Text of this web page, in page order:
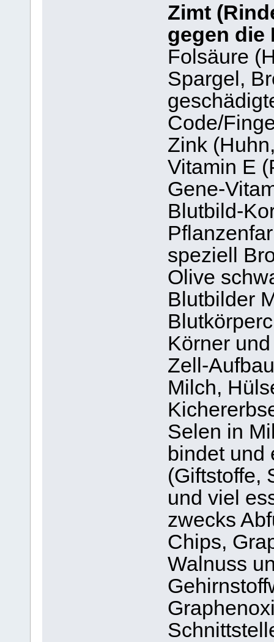
Zimt
gegen die
Folsäure
Spargel,
Code/
Zink
Vitamin E
Gene-
Blutbild-
speziell
Olive
Blutbilder
Körner
Zell-
Milch,
Selen in
bindet und
(Giftstoffe,
und viel
zwecks
Chips,
Walnuss